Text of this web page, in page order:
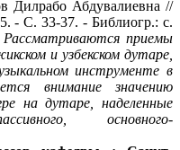
Дилрабо Абдувалиевна //
- С. 33-37. - Библиогр.: с.
Рассматриваются приемы
и узбекском дутаре,
инструменте в
внимание значению
на дутаре, наделенные
основного-